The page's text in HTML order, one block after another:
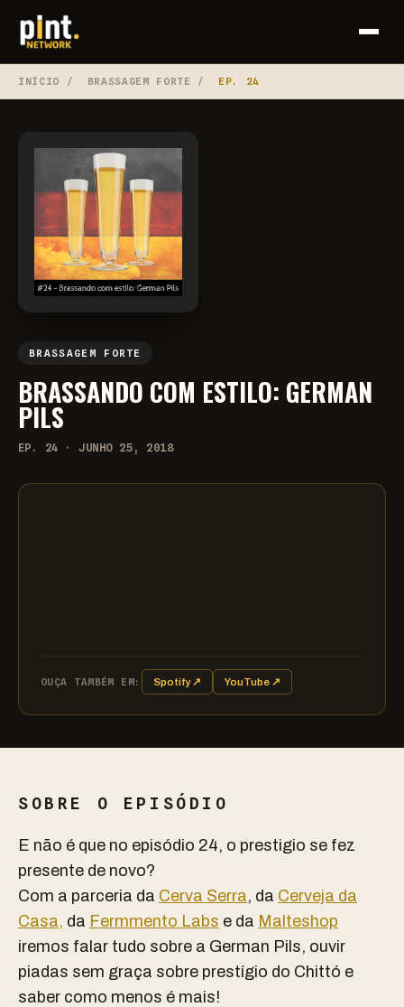
INÍCIO / BRASSAGEM FORTE / EP. 24
BRASSAGEM FORTE
BRASSANDO COM ESTILO: GERMAN
PILS
EP. 24 · JUNHO 25, 2018
OUÇA TAMBÉM EM: Spotify ↗ YouTube ↗
SOBRE O EPISÓDIO
E não é que no episódio 24, o prestigio se fez
presente de novo?
Com a parceria da Cerva Serra, da Cerveja da
Casa, da Fermmento Labs e da Malteshop
iremos falar tudo sobre a German Pils, ouvir
piadas sem graça sobre prestígio do Chittó e
saber como menos é mais!